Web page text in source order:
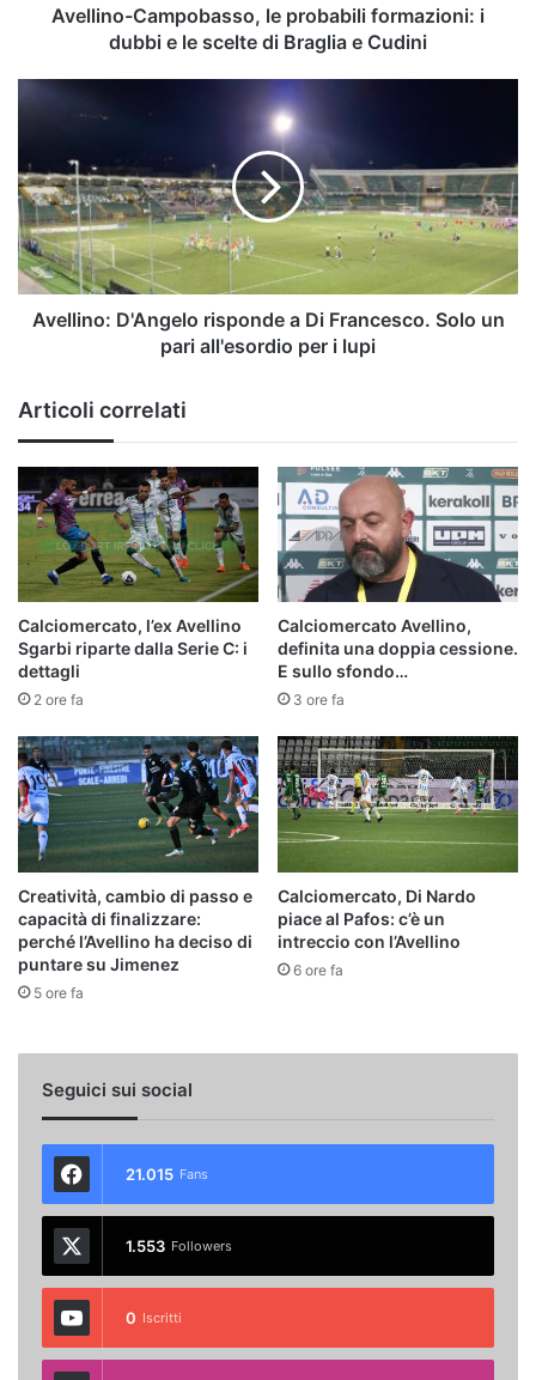
scelteAvellino-Campobasso, le probabili formazioni: i
dubbi e le scelte di Braglia e Cudini
Avellino:
D'Angelo
Di
Francesco.
Solo
un
pari
all'esordio
Avellino: D'Angelo risponde a Di Francesco. Solo un
pari all'esordio per i lupi
Articoli correlati
Calciomercato, l’ex Avellino
Sgarbi riparte dalla Serie C: i
dettagli
2 ore fa
Calciomercato Avellino,
definita una doppia cessione.
E sullo sfondo…
3 ore fa
Creatività, cambio di passo e
capacità di finalizzare:
perché l’Avellino ha deciso di
puntare su Jimenez
5 ore fa
Calciomercato, Di Nardo
piace al Pafos: c’è un
intreccio con l’Avellino
6 ore fa
Seguici sui social
21.015 Fans
1.553 Followers
0 Iscritti